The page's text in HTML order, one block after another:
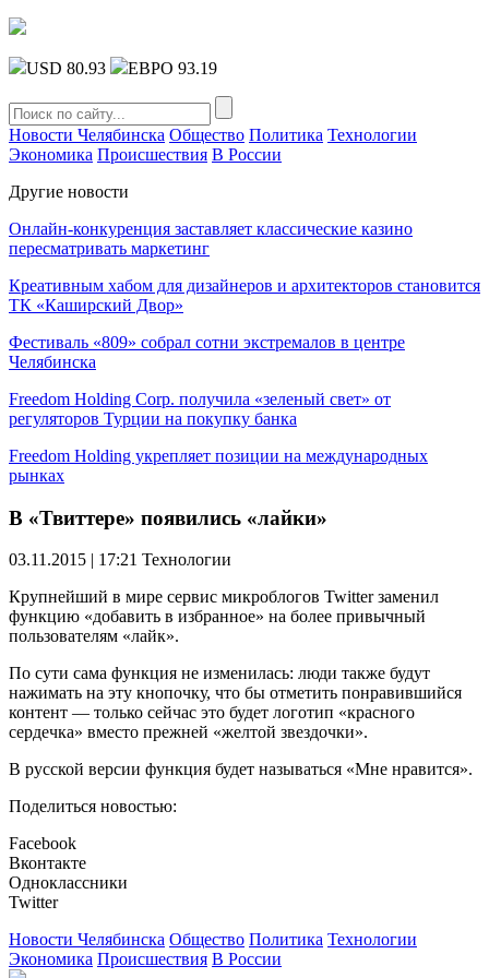
USD 80.93 ЕВРО 93.19
Новости Челябинска Общество Политика Технологии
Экономика Происшествия В России
Другие новости
Онлайн-конкуренция заставляет классические казино
пересматривать маркетинг
Креативным хабом для дизайнеров и архитекторов становится
ТК «Каширский Двор»
Фестиваль «809» собрал сотни экстремалов в центре
Челябинска
Freedom Holding Corp. получила «зеленый свет» от
регуляторов Турции на покупку банка
Freedom Holding укрепляет позиции на международных
рынках
В «Твиттере» появились «лайки»
03.11.2015 | 17:21 Технологии
Крупнейший в мире сервис микроблогов Twitter заменил
функцию «добавить в избранное» на более привычный
пользователям «лайк».
По сути сама функция не изменилась: люди также будут
нажимать на эту кнопочку, что бы отметить понравившийся
контент — только сейчас это будет логотип «красного
сердечка» вместо прежней «желтой звездочки».
В русской версии функция будет называться «Мне нравится».
Поделиться новостью:
Facebook
Вконтакте
Одноклассники
Twitter
Новости Челябинска Общество Политика Технологии
Экономика Происшествия В России